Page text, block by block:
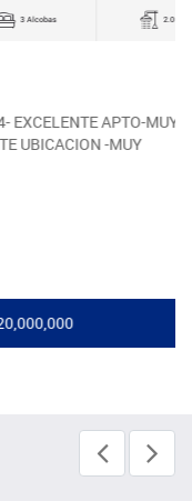
APTO-MUY
-MUY